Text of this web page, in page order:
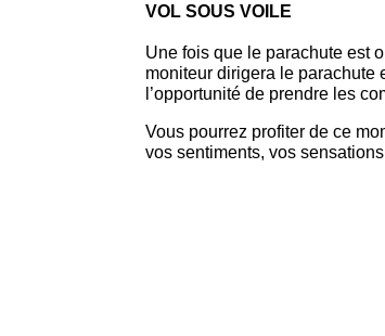
VOL SOUS VOILE
Une fois que le parachute est
moniteur dirigera le parachute
l’opportunité de prendre les
Vous pourrez profiter de ce
vos sentiments, vos